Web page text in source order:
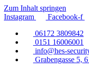
Zum Inhalt springen
Instagram
Facebook-f
06172 3809842
0151 16006001
info@hes-
Grabengasse 5,